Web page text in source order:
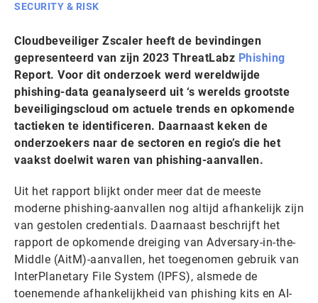
SECURITY & RISK
Cloudbeveiliger Zscaler heeft de bevindingen
gepresenteerd van zijn 2023 ThreatLabz Phishing
Report. Voor dit onderzoek werd wereldwijde
phishing-data geanalyseerd uit ‘s werelds grootste
beveiligingscloud om actuele trends en opkomende
tactieken te identificeren. Daarnaast keken de
onderzoekers naar de sectoren en regio’s die het
vaakst doelwit waren van phishing-aanvallen.
Uit het rapport blijkt onder meer dat de meeste
moderne phishing-aanvallen nog altijd afhankelijk zijn
van gestolen credentials. Daarnaast beschrijft het
rapport de opkomende dreiging van Adversary-in-the-
Middle (AitM)-aanvallen, het toegenomen gebruik van
InterPlanetary File System (IPFS), alsmede de
toenemende afhankelijkheid van phishing kits en AI-